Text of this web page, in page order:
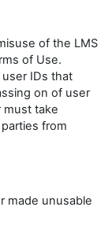
of the LMS
of Use.
IDs that
on of user
must take
from
made unusable